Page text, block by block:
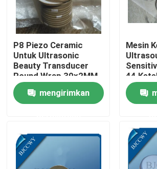
Rumah
Produk
Tentang kami
P8 Piezo Ceramic
Untuk Ultrasonic
Beauty Transducer
Round Wrap 30x2MM
mengirimkan
Mesin
44
Cahaya